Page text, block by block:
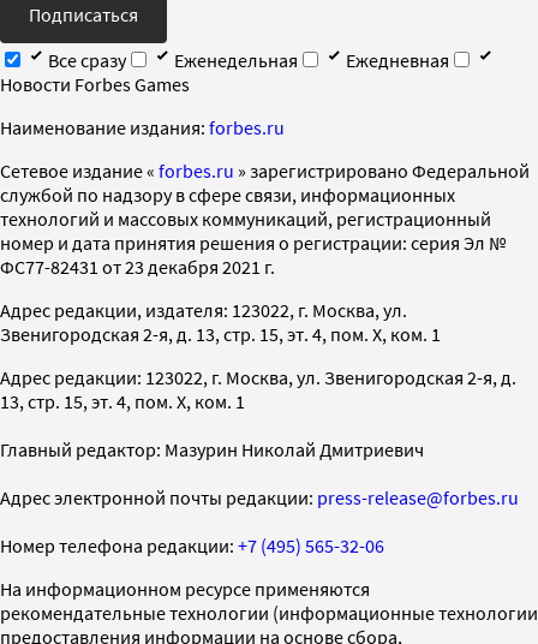
Подписаться
Все сразу
Еженедельная
Ежедневная
Новости Forbes Games
Наименование издания: forbes.ru
Cетевое издание « forbes.ru » зарегистрировано Федеральной
службой по надзору в сфере связи, информационных
технологий и массовых коммуникаций, регистрационный
номер и дата принятия решения о регистрации: серия Эл №
ФС77-82431 от 23 декабря 2021 г.
Адрес редакции, издателя: 123022, г. Москва, ул.
Звенигородская 2-я, д. 13, стр. 15, эт. 4, пом. X, ком. 1
Адрес редакции: 123022, г. Москва, ул. Звенигородская 2-я, д.
13, стр. 15, эт. 4, пом. X, ком. 1
Главный редактор: Мазурин Николай Дмитриевич
Адрес электронной почты редакции: press-release@forbes.ru
Номер телефона редакции: +7 (495) 565-32-06
На информационном ресурсе применяются
рекомендательные технологии (информационные технологии
предоставления информации на основе сбора,